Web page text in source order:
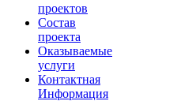
проектов
Состав
проекта
Оказываемые
услуги
Контактная
Информация